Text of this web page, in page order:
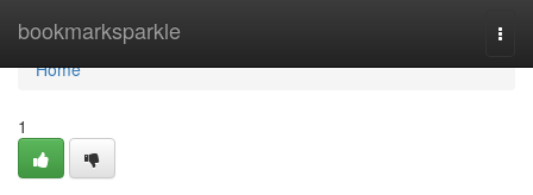
bookmarksparkle
Home
Home
1